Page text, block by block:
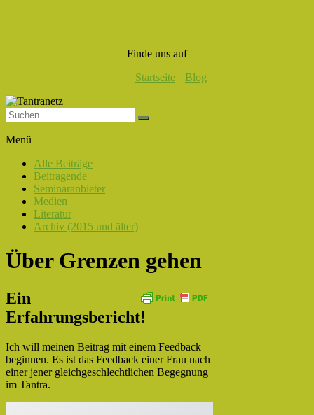
Finde uns auf
Startseite
Blog
Liebe,
Eros
Tantra
Menü
Alle Beiträge
Beitragende
Seminaranbieter
Medien
Literatur
Archiv (2015 und älter)
Über Grenzen gehen
Ein
Erfahrungsbericht!
Ich will meinen Beitrag mit einem Feedback
beginnen. Es ist das Feedback einer Frau nach
einer jener gleichgeschlechtlichen Begegnung
im Tantra.